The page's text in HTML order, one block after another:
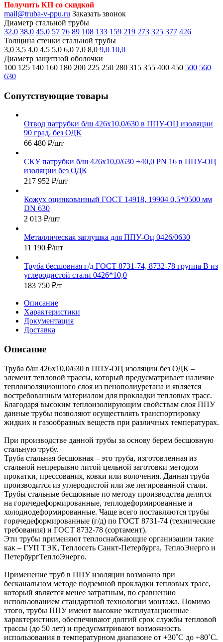
Получить КП со скидкой
mail@truba-v-ppu.ru Заказать звонок
Диаметр стальной трубы
32,0 38,0 45,0 57 76 89 108 133 159 219 273 325 377 426
Толщина стенки стальной трубы
3,0 3,5 4,0 4,5 5,0 6,0 7,0 8,0 9,0 10,0
Диаметр защитной оболочки
100 125 140 160 180 200 225 250 280 315 355 400 450 500 560
630
Сопутствующие товары
Отвод патрубки б/ш 426х10,0/630 в ППУ-ОЦ изоляции
90 град. без ОДК
66 480 ₽/шт
СКУ патрубки б/ш 426х10,0/630 ±40,0 PN 16 в ППУ-ОЦ
изоляции без ОДК
217 952 ₽/шт
Кожух оцинкованный ГОСТ 14918, 19904 0,5*0500 мм
DN 630
2 013 ₽/шт
Металлическая заглушка для ППУ-Оц 0426/0630
11 190 ₽/шт
Труба бесшовная г/д ГОСТ 8731-74, 8732-78 группа В из
углеродистой стали 0426*10,0
183 750 ₽/т
Описание
Характеристики
Документация
Доставка
Описание
Труба б/ш 426х10,0/630 в ППУ-ОЦ изоляции без ОДК –
элемент тепловой трассы, который предусматривает наличие
теплоизоляционного слоя из пенополиуретана и является
востребованным материалом для прокладки тепловых трасс.
Благодаря высоким теплоизолирующим свойствам слоя ППУ
данные трубы позволяют осуществлять транспортировку
жидких и газообразных веществ при различных температурах.
При производстве данной трубы за основу берем бесшовную
стальную трубу.
Труба стальная бесшовная – это труба, изготовленная из
стальной непрерывно литой цельной заготовки методом
прокатки, прессования, ковки или волочения. Данная труба
производится из углеродистой или же легированной стали.
Трубы стальные бесшовные по методу производства делятся
на горячедеформированные, теплодеформированные и
холоднодеформированные. Чаще всего поставляются трубы
горячедеформированные (г/д) по ГОСТ 8731-74 (технические
требования) и ГОСТ 8732-78 (сортамент).
Эти трубы применяют теплоснабжающие организации такие
как – ГУП ТЭК, Теплосеть Санкт-Петербурга, ТеплоЭнерго и
ПетербургТеплоЭнерго.
Применение труб в ППУ изоляции возможно при
бесканальном методе подземной прокладки тепловых трасс,
который является менее затратным, по сравнению
использованием стандартной технологии монтажа. Помимо
этого, трубы ППУ имеют высокие эксплуатационные
характеристики, обеспечивают долгий срок службы тепловой
трассы (до 50 лет) и предусматривают возможность
использования в температурном диапазоне от +30˚C до +80˚C.